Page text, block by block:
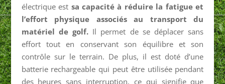
électrique est sa capacité à réduire la fatigue et
l’effort physique associés au transport du
matériel de golf. Il permet de se déplacer sans
effort tout en conservant son équilibre et son
contrôle sur le terrain. De plus, il est doté d’une
batterie rechargeable qui peut être utilisée pendant
des heures sans interruption, ce qui signifie que